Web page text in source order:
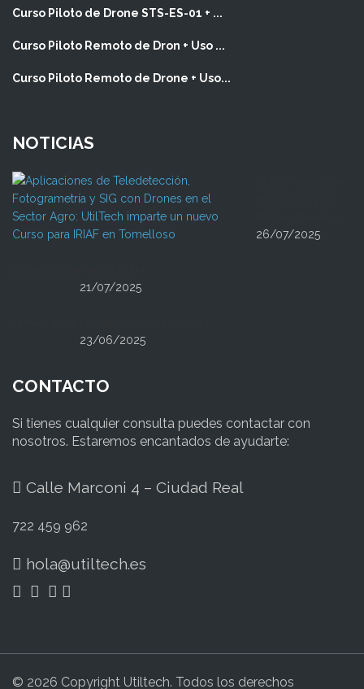
Curso Piloto de Drone STS-ES-01 + ...
Curso Piloto Remoto de Dron + Uso ...
Curso Piloto Remoto de Drone + Uso...
NOTICIAS
26/07/2025
21/07/2025
23/06/2025
CONTACTO
Si tienes cualquier consulta puedes contactar con
nosotros. Estaremos encantados de ayudarte:
Calle Marconi 4 – Ciudad Real
722 459 962
hola@utiltech.es
© 2026 Copyright Utiltech. Todos los derechos